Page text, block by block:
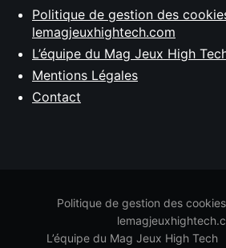
Politique de gestion des
lemagjeuxhightech.com
L’équipe du Mag Jeux High
Mentions Légales
Contact
Politique de gestion des
L’équipe du Mag Jeux High Tech